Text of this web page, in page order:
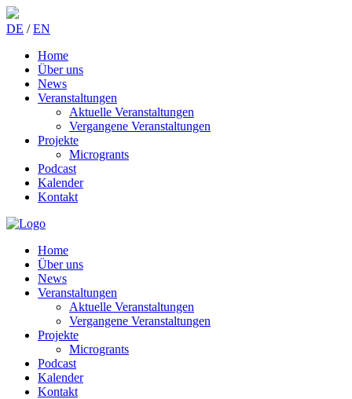
DE /EN
Home
Über uns
News
Veranstaltungen
Aktuelle Veranstaltungen
Vergangene Veranstaltungen
Projekte
Microgrants
Podcast
Kalender
Kontakt
Home
Über uns
News
Veranstaltungen
Aktuelle Veranstaltungen
Vergangene Veranstaltungen
Projekte
Microgrants
Podcast
Kalender
Kontakt